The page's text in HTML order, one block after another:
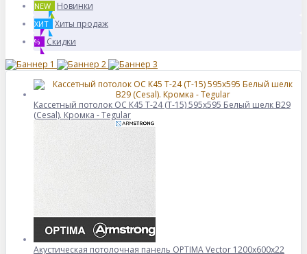
NEW Новинки
ХИТ Хиты продаж
% Скидки
Кассетный потолок ОС К45 Т-24 (Т-15) 595х595 Белый шелк В29
(Cesal). Кромка - Tegular
Акустическая потолочная панель OPTIMA Vector 1200x600x22